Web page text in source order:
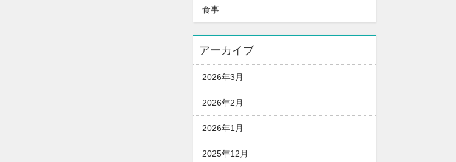
食事
アーカイブ
2026年3月
2026年2月
2026年1月
2025年12月